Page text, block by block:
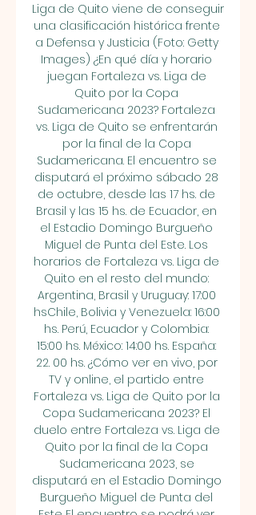
Liga de Quito viene de conseguir
una clasificación histórica frente
a Defensa y Justicia (Foto: Getty
Images) ¿En qué día y horario
juegan Fortaleza vs. Liga de
Quito por la Copa
Sudamericana 2023? Fortaleza
vs. Liga de Quito se enfrentarán
por la final de la Copa
Sudamericana. El encuentro se
disputará el próximo sábado 28
de octubre, desde las 17 hs. de
Brasil y las 15 hs. de Ecuador, en
el Estadio Domingo Burgueño
Miguel de Punta del Este. Los
horarios de Fortaleza vs. Liga de
Quito en el resto del mundo:
Argentina, Brasil y Uruguay: 17:00
hsChile, Bolivia y Venezuela: 16:00
hs. Perú, Ecuador y Colombia:
15:00 hs. México: 14:00 hs. España:
22. 00 hs. ¿Cómo ver en vivo, por
TV y online, el partido entre
Fortaleza vs. Liga de Quito por la
Copa Sudamericana 2023? El
duelo entre Fortaleza vs. Liga de
Quito por la final de la Copa
Sudamericana 2023, se
disputará en el Estadio Domingo
Burgueño Miguel de Punta del